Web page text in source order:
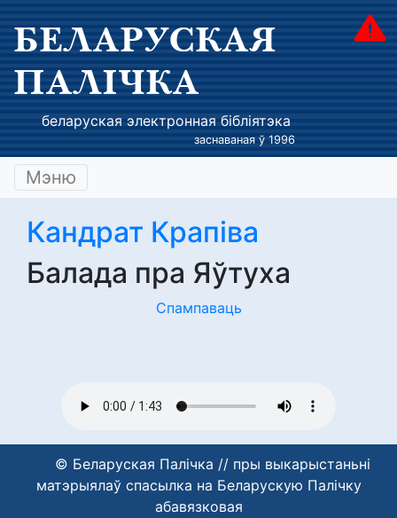
БЕЛАРУСКАЯ
ПАЛІЧКА
беларуская электронная бібліятэка
заснаваная ў 1996
Мэню
Кандрат Крапіва
Балада пра Яўтуха
Спампаваць
© Беларуская Палічка // пры выкарыстаньні
матэрыялаў спасылка на Беларускую Палічку
абавязковая